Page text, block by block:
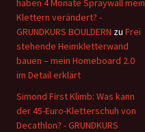
haben 4 Monate Spraywall mein
Klettern verändert? -
GRUNDKURS BOULDERN zu Frei
stehende Heimkletterwand
bauen – mein Homeboard 2.0
im Detail erklärt
Simond First Klimb: Was kann
der 45-Euro-Kletterschuh von
Decathlon? - GRUNDKURS